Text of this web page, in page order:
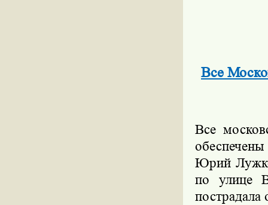
Все
Все
Юрий
по улице
пострадала